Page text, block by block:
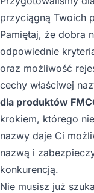
przyciągną Twoich
Pamiętaj, że dobra
odpowiednie
oraz możliwość
cechy właściwej
dla produktów
krokiem, którego
nazwy daje Ci
nazwą i
konkurencją.
Nie musisz już